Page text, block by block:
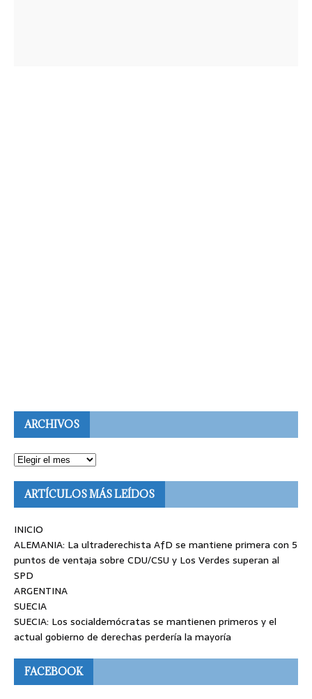
ARCHIVOS
ARTÍCULOS MÁS LEÍDOS
INICIO
ALEMANIA: La ultraderechista AfD se mantiene primera con 5
puntos de ventaja sobre CDU/CSU y Los Verdes superan al
SPD
ARGENTINA
SUECIA
SUECIA: Los socialdemócratas se mantienen primeros y el
actual gobierno de derechas perdería la mayoría
FACEBOOK